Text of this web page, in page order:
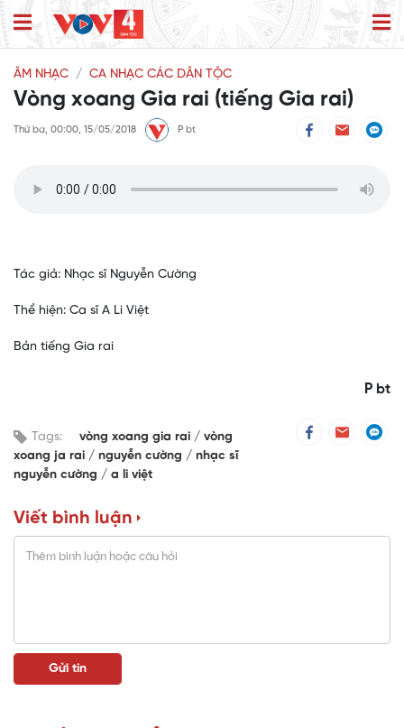
ÂM NHẠC CA NHẠC CÁC DÂN TỘC
Vòng xoang Gia rai (tiếng Gia rai)
Thứ ba, 00:00, 15/05/2018 P bt
Tác giả: Nhạc sĩ Nguyễn Cường
Thể hiện: Ca sĩ A Li Việt
Bản tiếng Gia rai
P bt
Tags: vòng xoang gia rai
vòng
xoang ja rai
nguyễn cường
nhạc sĩ
nguyễn cường
a li việt
Viết bình luận